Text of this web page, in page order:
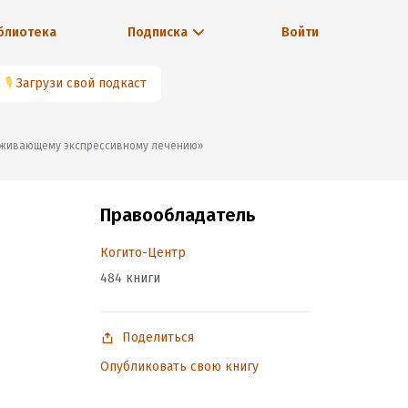
Подписка Войти
🎙 Загрузи свой подкаст
экспрессивному лечению»
Правообладатель
Когито-Центр
484 книги
Поделиться
Опубликовать свою книгу